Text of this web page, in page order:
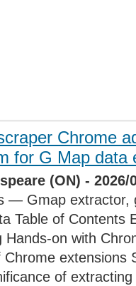
Chrome
for G Map data
(ON) - 2026/
— Gmap extractor,
Table of Contents
Hands-on with
extensions
of